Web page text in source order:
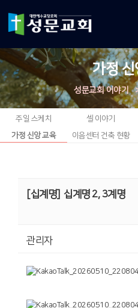
가정 신
성문교회 이야기
주일 스케치 셀 이야기
가정 신앙 교육
이음센터 건축 현황
[십계명]
십계명 2, 3계명
관리자